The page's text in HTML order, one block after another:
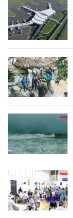
ENGLISH
中文
FRANÇAIS
РУССКИЙ
한국어